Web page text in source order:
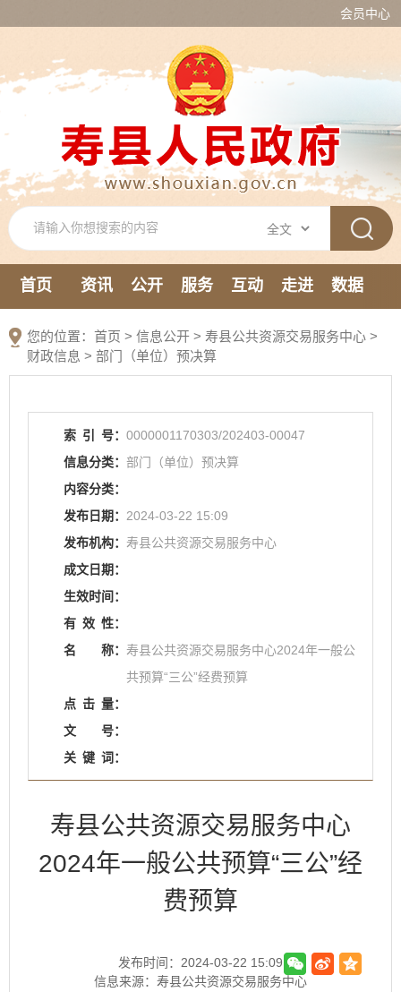
会员中心
首页 资讯 公开 服务 互动 走进
数据
您的位置： 首页 > 信息公开 > 寿县公共资源交易服务中心 >
财政信息 > 部门（单位）预决算
索 引 号： 0000001170303/202403-00047
信息分类： 部门（单位）预决算
内容分类：
发布日期： 2024-03-22 15:09
发布机构： 寿县公共资源交易服务中心
成文日期：
生效时间：
有 效 性：
名
称： 寿县公共资源交易服务中心2024年一般公
共预算“三公”经费预算
点 击 量：
文
号：
关 键 词：
寿县公共资源交易服务中心
2024年一般公共预算“三公”经
费预算
发布时间：2024-03-22 15:09
信息来源：寿县公共资源交易服务中心